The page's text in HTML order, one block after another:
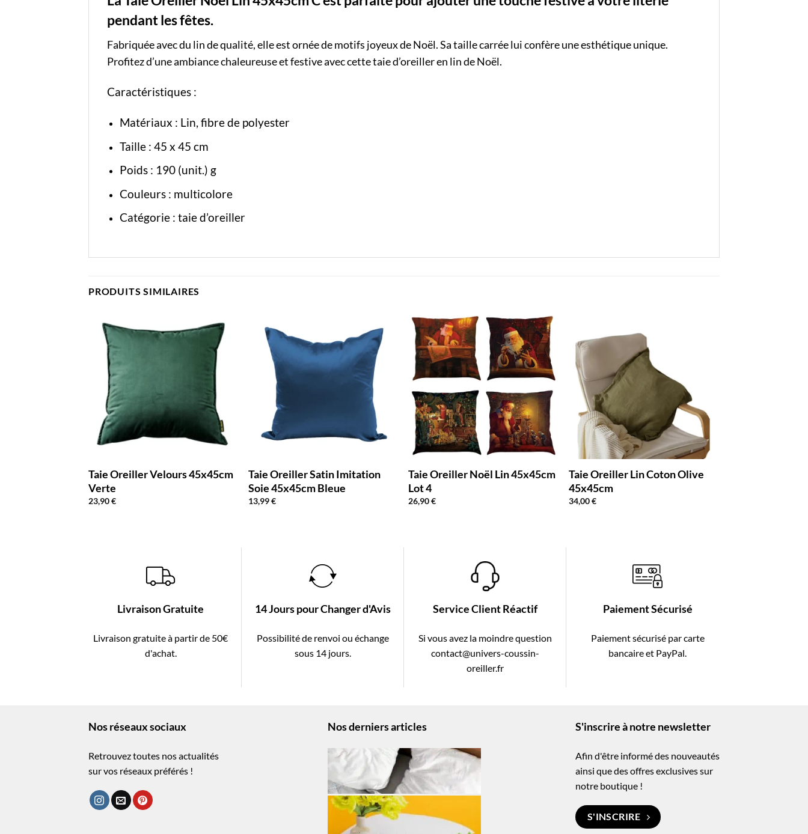
pendant les fêtes.
Fabriquée avec du lin de qualité, elle est ornée de motifs joyeux de Noël. Sa taille carrée lui confère une esthétique unique.
Profitez d’une ambiance chaleureuse et festive avec cette taie d’oreiller en lin de Noël.
Caractéristiques :
Matériaux : Lin, fibre de polyester
Taille : 45 x 45 cm
Poids : 190 (unit.) g
Couleurs : multicolore
Catégorie : taie d’oreiller
PRODUITS SIMILAIRES
Taie Oreiller Velours 45x45cm
Verte
23,90€
Taie Oreiller Satin Imitation
Soie 45x45cm Bleue
13,99€
Taie Oreiller Noël Lin 45x45cm
Lot 4
26,90€
Taie Oreiller Lin Coton Olive
45x45cm
34,00€
Livraison Gratuite
Livraison gratuite à partir de 50€
d'achat.
14 Jours pour Changer d'Avis
Possibilité de renvoi ou échange
sous 14 jours.
Service Client Réactif
Si vous avez la moindre question
contact@univers-coussin-
oreiller.fr
Paiement Sécurisé
Paiement sécurisé par carte
bancaire et PayPal.
Nos réseaux sociaux
Retrouvez toutes nos actualités
sur vos réseaux préférés !
Nos derniers articles S'inscrire à notre newsletter
Afin d'être informé des nouveautés
ainsi que des offres exclusives sur
notre boutique !
S'INSCRIRE